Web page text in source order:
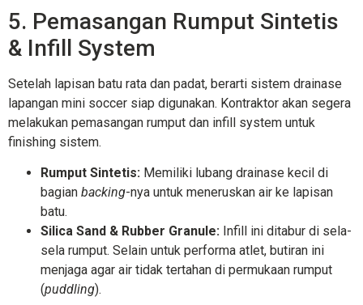
5. Pemasangan Rumput Sintetis
& Infill System
Setelah lapisan batu rata dan padat, berarti sistem drainase
lapangan mini soccer siap digunakan. Kontraktor akan segera
melakukan pemasangan rumput dan infill system untuk
finishing sistem.
Rumput Sintetis: Memiliki lubang drainase kecil di
bagian backing-nya untuk meneruskan air ke lapisan
batu.
Silica Sand & Rubber Granule: Infill ini ditabur di sela-
sela rumput. Selain untuk performa atlet, butiran ini
menjaga agar air tidak tertahan di permukaan rumput
(puddling).